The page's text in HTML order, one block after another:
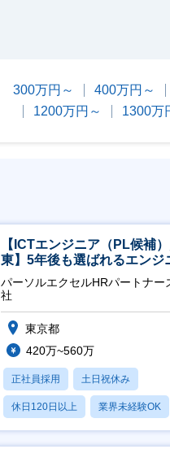
300万円～ 400万円～
1200万円～
1300万
【ICTエンジニア（PL候補
東】5年後も選ばれるエンジ
／チーム運営・体制構築
パーソルエクセルHRパートナー
社
東京都
420万~560万
正社員採用 土日祝休み
休日120日以上 業界未経験OK
月残業20時間以内